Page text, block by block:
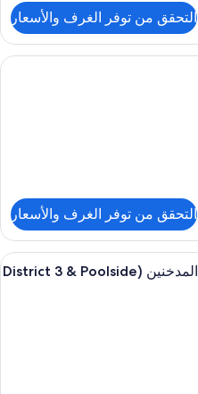
التحقق من توفر الغرف والأسعار
ألحفة محشوة بالريش وأسرّة بطبقة
التحقق من توفر الغرف والأسعار
ألحفة محشوة بالريش وأسرّة بطبقة
غرفة ديلوكس - سرير ملكي - لغير المدخنين (District 3 & Poolside